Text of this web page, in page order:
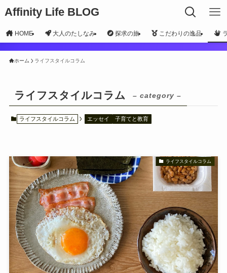
Affinity Life BLOG
HOME 大人のたしなみ 探求の旅 こだわりの逸品
ホーム ライフスタイルコラム
ライフスタイルコラム – category –
ライフスタイルコラム エッセイ 子育てと教育
ライフスタイルコラム